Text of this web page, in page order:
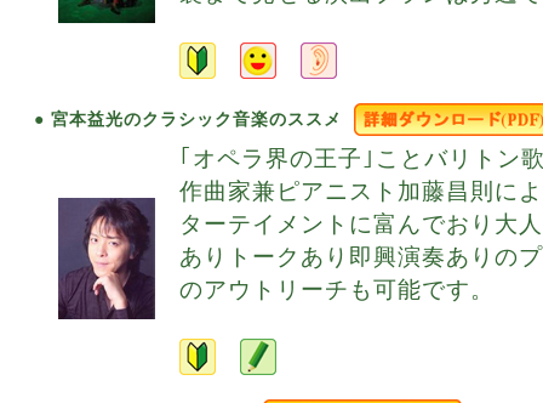
● 宮本益光のクラシック音楽のススメ
｢オペラ界の王子｣ことバリトン
作曲家兼ピアニスト加藤昌則に
ターテイメントに富んでおり大
ありトークあり即興演奏ありの
のアウトリーチも可能です。